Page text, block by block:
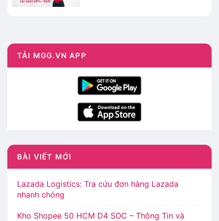
TẢI MGG.VN APP
BÀI VIẾT MỚI
Lazada Logistics: Tra cứu đơn hàng Lazada
nhanh chóng
Kho Shopee 50 HCM D4 SOC – Thông Tin và